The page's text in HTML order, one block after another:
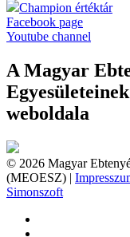
Champion értéktár
Facebook page
Youtube channel
A Magyar
weboldala
© 2026 Magyar
(MEOESZ) |
Simonszoft